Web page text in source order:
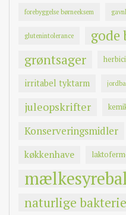
forebyggelse børneeksem
glutenintolerance gode
grøntsager
irritabel tyktarm
juleopskrifter
Konserveringsmidler
køkkenhave
naturlige